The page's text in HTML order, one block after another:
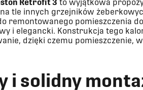
Retrofit 3 to wyjątkowa
tle innych grzejników
remontowanego pomieszczenia
i elegancki. Konstrukcja tego
dzięki czemu pomieszczenie,
i solidny